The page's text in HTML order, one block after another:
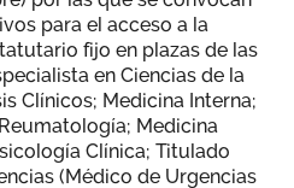
para el acceso a la
fijo en plazas de las
en Ciencias de la
Clínicos; Medicina Interna;
Medicina
Clínica; Titulado
(Médico de Urgencias